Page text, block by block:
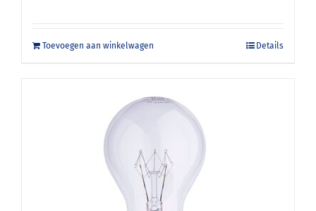
Toevoegen aan winkelwagen Details